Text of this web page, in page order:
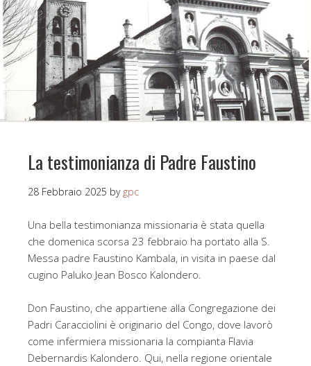
La testimonianza di Padre Faustino
28 Febbraio 2025 by gpc
Una bella testimonianza missionaria è stata quella
che domenica scorsa 23 febbraio ha portato alla S.
Messa padre Faustino Kambala, in visita in paese dal
cugino Paluko Jean Bosco Kalondero.
Don Faustino, che appartiene alla Congregazione dei
Padri Caracciolini è originario del Congo, dove lavorò
come infermiera missionaria la compianta Flavia
Debernardis Kalondero. Qui, nella regione orientale